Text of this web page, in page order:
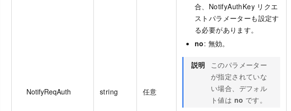
NotifyReqAuth string 任意
合、NotifyAuthKey リクエ
ストパラメーターも設定す
る必要があります。
no: 無効。
説明
このパラメーター
が指定されていな
い場合、デフォル
ト値は no です。